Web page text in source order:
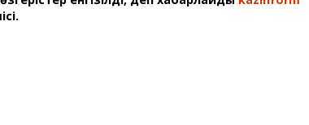
алыңыз, оңай!